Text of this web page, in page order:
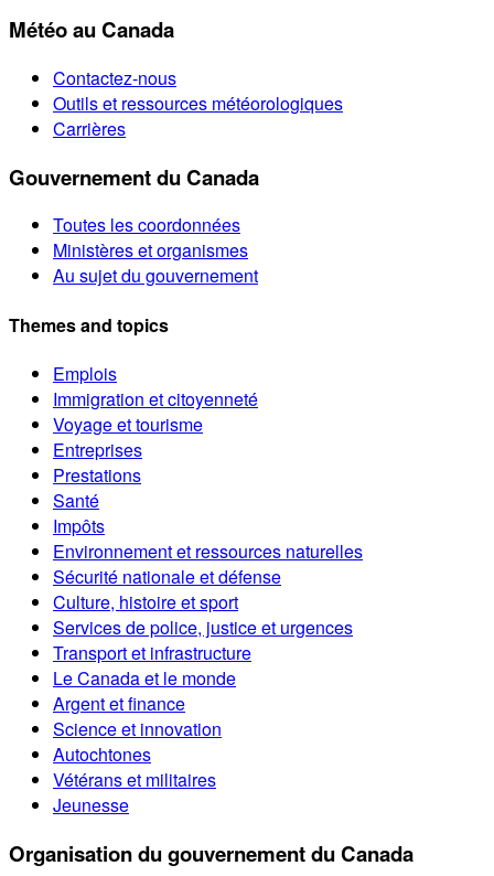
Météo au Canada
Contactez-nous
Outils et ressources météorologiques
Carrières
Gouvernement du Canada
Toutes les coordonnées
Ministères et organismes
Au sujet du gouvernement
Themes and topics
Emplois
Immigration et citoyenneté
Voyage et tourisme
Entreprises
Prestations
Santé
Impôts
Environnement et ressources naturelles
Sécurité nationale et défense
Culture, histoire et sport
Services de police, justice et urgences
Transport et infrastructure
Le Canada et le monde
Argent et finance
Science et innovation
Autochtones
Vétérans et militaires
Jeunesse
Organisation du gouvernement du Canada